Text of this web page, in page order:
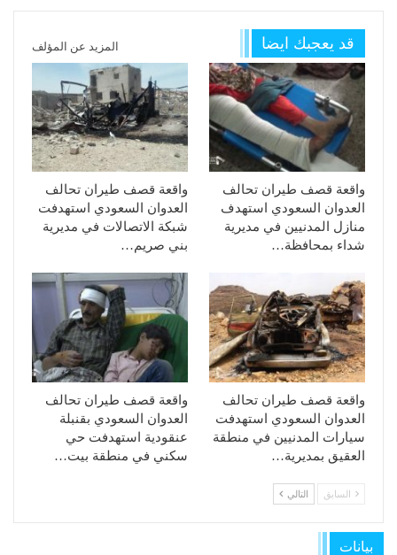
قد يعجبك ايضا المزيد عن المؤلف
واقعة قصف طيران تحالف
العدوان السعودي استهدف
منازل المدنيين في مديرية
شداء بمحافظة…
واقعة قصف طيران تحالف
العدوان السعودي استهدفت
شبكة الاتصالات في مديرية
بني صريم…
واقعة قصف طيران تحالف
العدوان السعودي استهدفت
سيارات المدنيين في منطقة
العقيق بمديرية…
واقعة قصف طيران تحالف
العدوان السعودي بقنبلة
عنقودية استهدفت حي
سكني في منطقة بيت…
السابق التالي
بيانات